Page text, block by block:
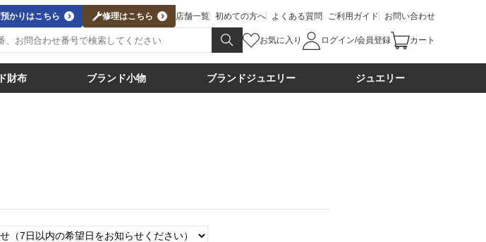
かりはこちら 修理はこちら 店舗一覧 初めての方へ よくある質問 ご利用ガイド お問い合わせ
お気に入り ログイン/会員登録 カート
財布 ブランド小物 ブランドジュエリー ジュエリー